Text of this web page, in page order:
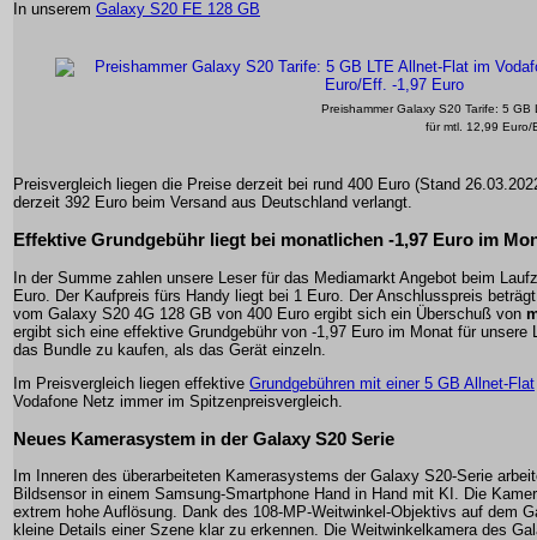
Preishammer Galaxy S20 Tarife: 5 GB
für mtl. 12,99 Euro/
In unserem Galaxy S20 FE 128 GB
Preisvergleich liegen die Preise derzeit bei rund 400 Euro (Stand
derzeit 392 Euro beim Versand aus Deutschland verlangt.
Effektive Grundgebühr liegt bei monatlichen -1,97 Euro im
In der Summe zahlen unsere Leser für das Mediamarkt Angebot beim
Euro. Der Kaufpreis fürs Handy liegt bei 1 Euro. Der Anschlusspreis
vom Galaxy S20 4G 128 GB von 400 Euro ergibt sich ein Überschuß von
ergibt sich eine effektive Grundgebühr von -1,97 Euro im Monat für
das Bundle zu kaufen, als das Gerät einzeln.
Im Preisvergleich liegen effektive Grundgebühren mit einer 5 GB Allnet-Flat
Vodafone Netz immer im Spitzenpreisvergleich.
Neues Kamerasystem in der Galaxy S20 Serie
Im Inneren des überarbeiteten Kamerasystems der Galaxy S20-Serie
Bildsensor in einem Samsung-Smartphone Hand in Hand mit KI. Die
extrem hohe Auflösung. Dank des 108-MP-Weitwinkel-Objektivs auf dem
kleine Details einer Szene klar zu erkennen. Die Weitwinkelkamera des